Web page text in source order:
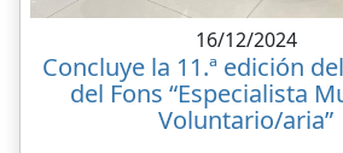
16/12/2024
Concluye la 11.ª edición
del Fons “Especialista
Voluntario/aria”